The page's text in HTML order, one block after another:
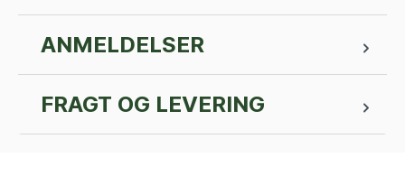
ANMELDELSER
FRAGT OG LEVERING